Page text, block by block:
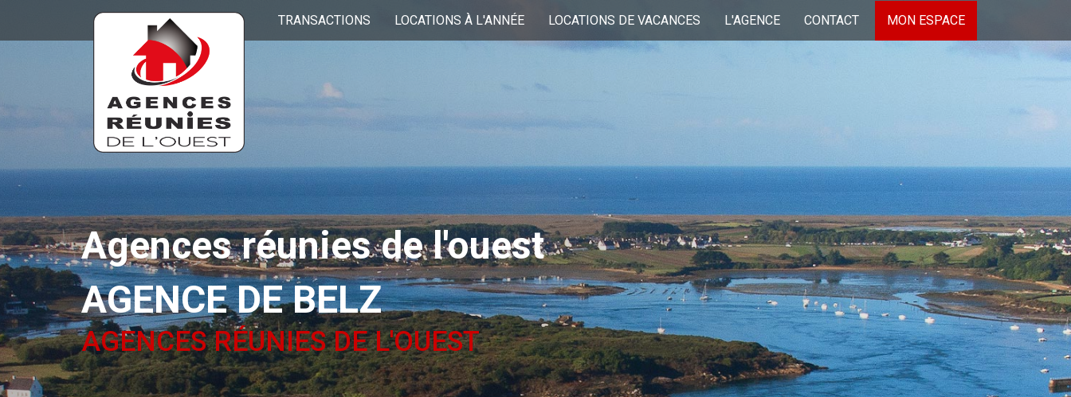
TRANSACTIONS LOCATIONS À L'ANNÉE LOCATIONS DE VACANCES L'AGENCE CONTACT MON ESPACE
Agences réunies de l'ouest
AGENCE DE BELZ
AGENCES RÉUNIES DE L'OUEST